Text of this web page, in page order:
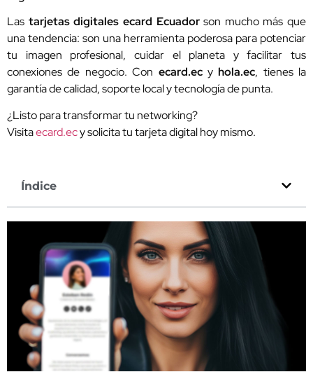
Las tarjetas digitales ecard Ecuadorson mucho más que
una tendencia: son una herramienta poderosa para potenciar
tu imagen profesional, cuidar el planeta y facilitar tus
conexiones de negocio. Con ecard.ecy hola.ec, tienes la
garantía de calidad, soporte local y tecnología de punta.
¿Listo para transformar tu networking?
Visitaecard.ecy solicita tu tarjeta digital hoy mismo.
Índice